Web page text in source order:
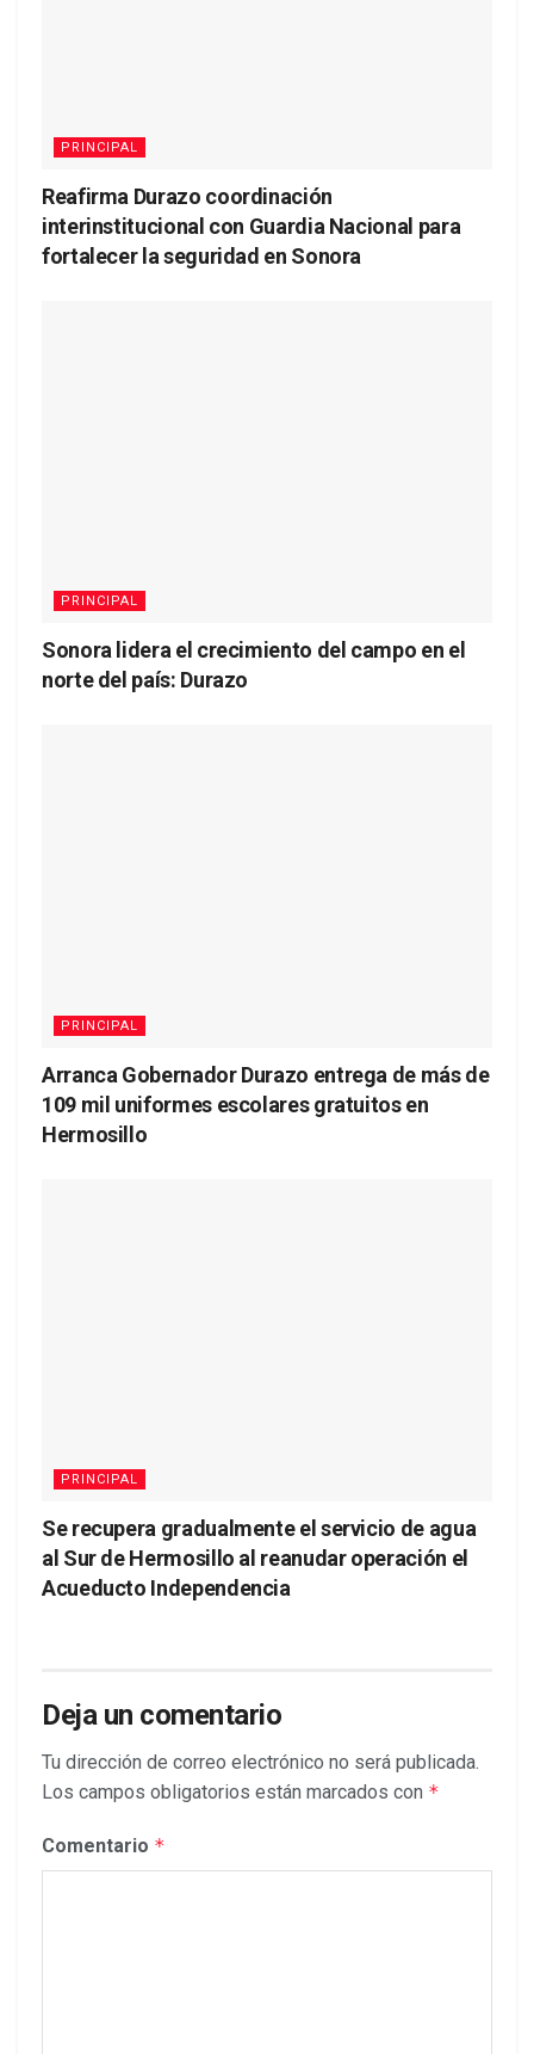
PRINCIPAL
Reafirma Durazo coordinación
interinstitucional con Guardia Nacional para
fortalecer la seguridad en Sonora
PRINCIPAL
Sonora lidera el crecimiento del campo en el
norte del país: Durazo
PRINCIPAL
Arranca Gobernador Durazo entrega de más de
109 mil uniformes escolares gratuitos en
Hermosillo
PRINCIPAL
Se recupera gradualmente el servicio de agua
al Sur de Hermosillo al reanudar operación el
Acueducto Independencia
Deja un comentario
Tu dirección de correo electrónico no será publicada.
Los campos obligatorios están marcados con *
Comentario *